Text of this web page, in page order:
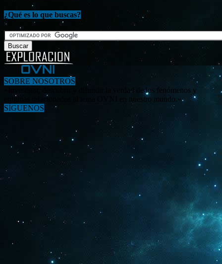
¿Qué es lo que buscas?
SOBRE NOSOTROS
«Investigar, descubrir y difundir la verdad de los fenómenos y
enigmas relacionados al tema OVNI en nuestro mundo.»
SÍGUENOS